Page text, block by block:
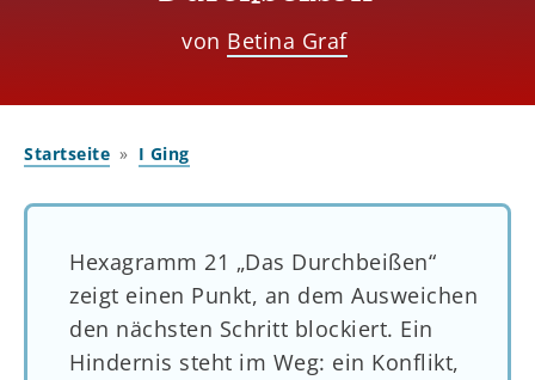
von Betina Graf
Startseite I Ging
Hexagramm 21 „Das Durchbeißen“
zeigt einen Punkt, an dem Ausweichen
den nächsten Schritt blockiert. Ein
Hindernis steht im Weg: ein Konflikt,